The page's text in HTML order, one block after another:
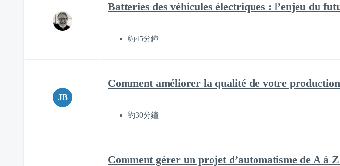
Batteries des véhicules électriques : l’enjeu du
約45分鐘
JB
Comment améliorer la qualité de votre
約30分鐘
Comment gérer un projet d’automatisme de A à